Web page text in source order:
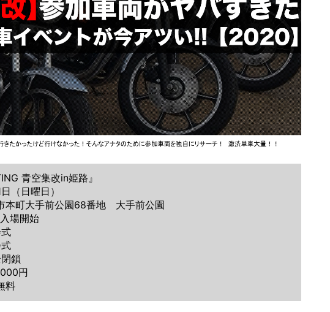
青空集改in姫路』
（日曜日）
本町大手前公園68番地 大手前公園
場開始
鎖
円